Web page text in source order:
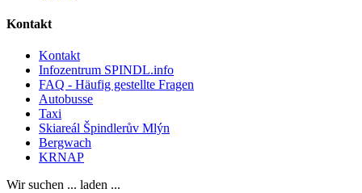
Kontakt
Kontakt
Infozentrum SPINDL.info
FAQ - Häufig gestellte Fragen
Autobusse
Taxi
Skiareál Špindlerův Mlýn
Bergwach
KRNAP
Wir suchen ... laden ...